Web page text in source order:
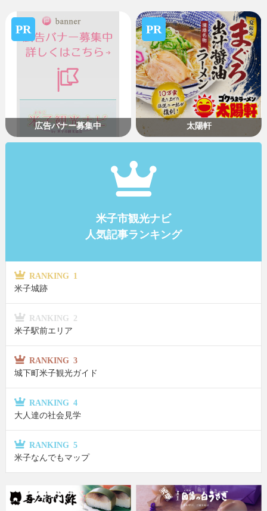
PR
広告バナー募集中
PR
太陽軒
米子市観光ナビ
人気記事ランキング
RANKING 1
米子城跡
RANKING 2
米子駅前エリア
RANKING 3
城下町米子観光ガイド
RANKING 4
大人達の社会見学
RANKING 5
米子なんでもマップ